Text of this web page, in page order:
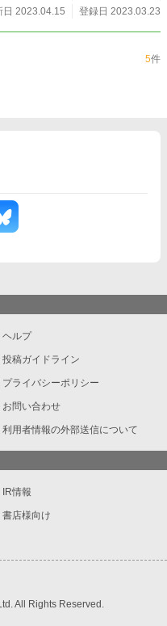
日 2023.04.15
登録日 2023.03.23
5件
ヘルプ
投稿ガイドライン
プライバシーポリシー
お問い合わせ
利用者情報の外部送信について
IR情報
書店様向け
All Rights Reserved.